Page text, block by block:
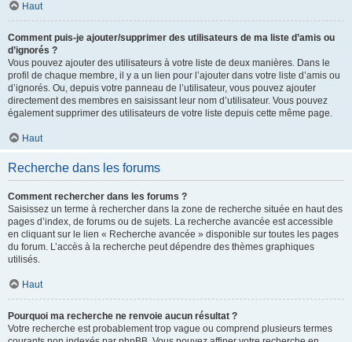
Haut
Comment puis-je ajouter/supprimer des utilisateurs de ma liste d’amis ou
d’ignorés ?
Vous pouvez ajouter des utilisateurs à votre liste de deux manières. Dans le
profil de chaque membre, il y a un lien pour l’ajouter dans votre liste d’amis ou
d’ignorés. Ou, depuis votre panneau de l’utilisateur, vous pouvez ajouter
directement des membres en saisissant leur nom d’utilisateur. Vous pouvez
également supprimer des utilisateurs de votre liste depuis cette même page.
Haut
Recherche dans les forums
Comment rechercher dans les forums ?
Saisissez un terme à rechercher dans la zone de recherche située en haut des
pages d’index, de forums ou de sujets. La recherche avancée est accessible
en cliquant sur le lien « Recherche avancée » disponible sur toutes les pages
du forum. L’accès à la recherche peut dépendre des thèmes graphiques
utilisés.
Haut
Pourquoi ma recherche ne renvoie aucun résultat ?
Votre recherche est probablement trop vague ou comprend plusieurs termes